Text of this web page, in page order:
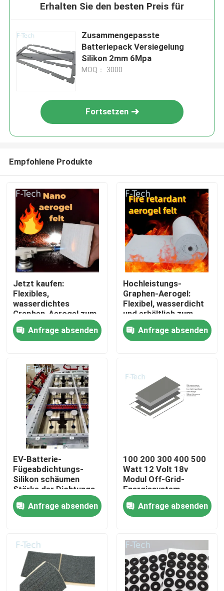
Zu Hause
Produkte
Videos
VR-Show
Über uns
Werksbesichtigung
Qualitätskontrolle
Neuigkeiten
Rechtssachen
Erhalten Sie den besten Preis für
Zusammengepasste
Batteriepack Versiegelung
Silikon 2mm 6Mpa
MOQ： 3000
Fortsetzen
Empfohlene Produkte
Jetzt kaufen:
Flexibles,
wasserdichtes
Graphen-Aerogel zum
Verkauf
Anfrage absenden
Hochleistungs-
Graphen-Aerogel:
Flexibel, wasserdicht
und erhältlich zum
Verkauf
Anfrage absenden
EV-Batterie-
Fügeabdichtungs-
Silikon schäumen
Stärke der Dichtungs-
0.8-25.4mm
Anfrage absenden
100 200 300 400 500
Watt 12 Volt 18v
Modul Off-Grid-
Energiesystem
Monokristallines
Solarpanel
Anfrage absenden